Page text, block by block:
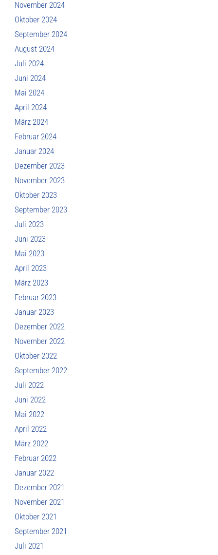
November 2024
Oktober 2024
September 2024
August 2024
Juli 2024
Juni 2024
Mai 2024
April 2024
März 2024
Februar 2024
Januar 2024
Dezember 2023
November 2023
Oktober 2023
September 2023
Juli 2023
Juni 2023
Mai 2023
April 2023
März 2023
Februar 2023
Januar 2023
Dezember 2022
November 2022
Oktober 2022
September 2022
Juli 2022
Juni 2022
Mai 2022
April 2022
März 2022
Februar 2022
Januar 2022
Dezember 2021
November 2021
Oktober 2021
September 2021
Juli 2021